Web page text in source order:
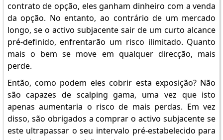
contrato de opção, eles ganham dinheiro com a venda
da opção. No entanto, ao contrário de um mercado
longo, se o activo subjacente sair de um curto alcance
pré-definido, enfrentarão um risco ilimitado. Quanto
mais o bem se move em qualquer direcção, mais
perde.
Então, como podem eles cobrir esta exposição? Não
são capazes de scalping gama, uma vez que isto
apenas aumentaria o risco de mais perdas. Em vez
disso, são obrigados a comprar o activo subjacente se
este ultrapassar o seu intervalo pré-estabelecido para